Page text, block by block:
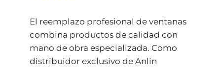
El reemplazo profesional de ventanas
combina productos de calidad con
mano de obra especializada. Como
distribuidor exclusivo de Anlin